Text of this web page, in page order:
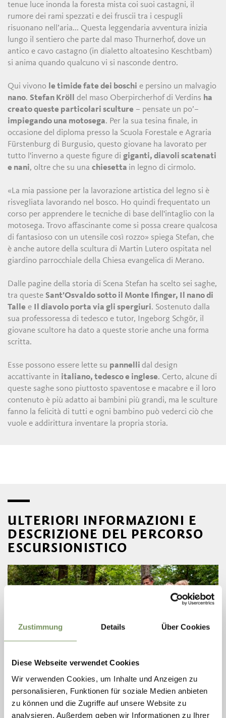
Zustimmung Details Über Cookies
Diese Webseite verwendet Cookies
Wir verwenden Cookies, um Inhalte und Anzeigen zu
personalisieren, Funktionen für soziale Medien anbieten
zu können und die Zugriffe auf unsere Website zu
analysieren. Außerdem geben wir Informationen zu Ihrer
tenue luce inonda la foresta mista coi suoi castagni, il
rumore dei rami spezzati e dei fruscii tra i cespugli
risuonano nell’aria... Questa leggendaria avventura inizia
lungo il sentiero che parte dal maso Thurnerhof, dove un
antico e cavo castagno (in dialetto altoatesino Keschtbam)
si anima quando qualcuno vi si nasconde dentro.
Qui vivono le timide fate dei boschi e persino un malvagio
nano.Stefan Kröll del maso Oberpircherhof di Verdins ha
creato queste particolari sculture – pensate un po’–
impiegando una motosega. Per la sua tesina finale, in
occasione del diploma presso la Scuola Forestale e Agraria
Fürstenburg di Burgusio, questo giovane ha lavorato per
tutto l'inverno a queste figure digiganti, diavoli scatenati
e nani, oltre che su unachiesetta in legno di cirmolo.
«La mia passione per la lavorazione artistica del legno si è
risvegliata lavorando nel bosco. Ho quindi frequentato un
corso per apprendere le tecniche di base dell'intaglio con la
motosega. Trovo affascinante come si possa creare qualcosa
di fantasioso con un utensile così rozzo» spiega Stefan, che
è anche autore della scultura di Martin Lutero ospitata nel
giardino parrocchiale della Chiesa evangelica di Merano.
Dalle pagine della storia di Scena Stefan ha scelto sei saghe,
tra questeSant’Osvaldo sotto il Monte Ifinger, Il nano di
Talle e Il diavolo porta via gli spergiuri. Sostenuto dalla
sua professoressa di tedesco e tutor, Ingeborg Schgör, il
giovane scultore ha dato a queste storie anche una forma
scritta.
Esse possono essere lette su pannellidal design
accattivante in italiano, tedesco e inglese. Certo, alcune di
queste saghe sono piuttosto spaventose e macabre e il loro
contenuto è più adatto ai bambini più grandi, ma le sculture
fanno la felicità di tutti e ogni bambino può vederci ciò che
vuole e addirittura inventare la propria storia.
ULTERIORI INFORMAZIONI E
DESCRIZIONE DEL PERCORSO
ESCURSIONISTICO
aperto
ESCURSIONI, ESCURSIONI INVERNALI